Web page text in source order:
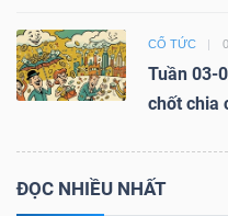
CỔ TỨC
Tuần 03-
chốt chia
ĐỌC NHIỀU NHẤT